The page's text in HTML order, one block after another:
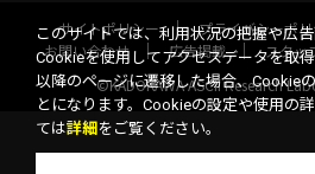
サイトポリシー プライバシーポ
お問い合わせ
広告掲載 スタッ
©KADOKAWA ASCII Research
このサイトでは、利用状況の把握や広告
Cookieを使用してアクセスデータを取
以降のページに遷移した場合、Cookie
とになります。Cookieの設定や使用の
ては詳細 をご覧ください。